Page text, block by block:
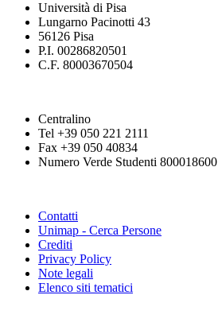
Università di Pisa
Lungarno Pacinotti 43
56126 Pisa
P.I. 00286820501
C.F. 80003670504
Centralino
Tel +39 050 221 2111
Fax +39 050 40834
Numero Verde Studenti 800018600
Contatti
Unimap - Cerca Persone
Crediti
Privacy Policy
Note legali
Elenco siti tematici